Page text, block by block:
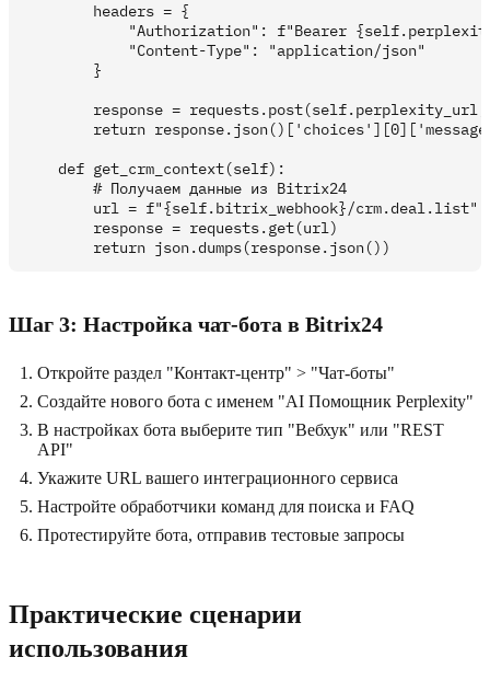
        headers = {
"Authorization": f"Bearer
            "Content-Type": "application/json"
        }
response =
return
    def get_crm_context(self):
        # Получаем данные из Bitrix24
        url = f"{self.bitrix_webhook}/crm.deal.list"
        response = requests.get(url)
Шаг 3: Настройка чат-бота в Bitrix24
Откройте раздел "Контакт-центр" > "Чат-боты"
Создайте нового бота с именем "AI Помощник Perplexity"
В настройках бота выберите тип "Вебхук" или "REST
API"
Укажите URL вашего интеграционного сервиса
Настройте обработчики команд для поиска и FAQ
Протестируйте бота, отправив тестовые запросы
Практические сценарии
использования